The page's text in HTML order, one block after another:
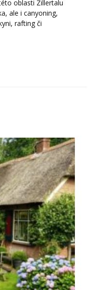
oblasti Zillertalu
ale i canyoning,
rafting či